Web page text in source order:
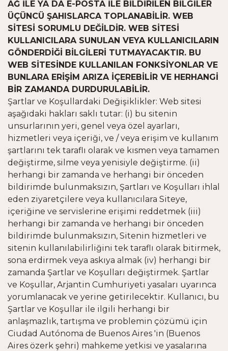
AĞ İLE YA DA E-POSTA İLE BİLDİRİLEN BİLGİLER
ÜÇÜNCÜ ŞAHISLARCA TOPLANABİLİR. WEB
SİTESİ SORUMLU DEĞİLDİR. WEB SİTESİ
KULLANICILARA SUNULAN VEYA KULLANICILARIN
GÖNDERDİĞİ BİLGİLERİ TUTMAYACAKTIR. BU
WEB SİTESİNDE KULLANILAN FONKSİYONLAR VE
BUNLARA ERİŞİM ARIZA İÇEREBİLİR VE HERHANGİ
BİR ZAMANDA DURDURULABİLİR.
Şartlar ve Koşullardaki Değişiklikler: Web sitesi
aşağıdaki hakları saklı tutar: (i) bu sitenin
unsurlarının yeri, genel veya özel ayarları,
hizmetleri veya içeriği, ve / veya erişim ve kullanım
şartlarını tek taraflı olarak ve kısmen veya tamamen
değiştirme, silme veya yenisiyle değiştirme. (ii)
herhangi bir zamanda ve herhangi bir önceden
bildirimde bulunmaksızın, Şartları ve Koşulları ihlal
eden ziyaretçilere veya kullanıcılara Siteye,
içeriğine ve servislerine erişimi reddetmek (iii)
herhangi bir zamanda ve herhangi bir önceden
bildirimde bulunmaksızın, Sitenin hizmetleri ve
sitenin kullanılabilirliğini tek taraflı olarak bitirmek,
sona erdirmek veya askıya almak (iv) herhangi bir
zamanda Şartlar ve Koşulları değiştirmek. Şartlar
ve Koşullar, Arjantin Cumhuriyeti yasaları uyarınca
yorumlanacak ve yerine getirilecektir. Kullanıcı, bu
Şartlar ve Koşullar ile ilgili herhangi bir
anlaşmazlık, tartışma ve problemin çözümü için
Ciudad Autónoma de Buenos Aires 'in (Buenos
Aires özerk şehri) mahkeme yetkisi ve yasalarına